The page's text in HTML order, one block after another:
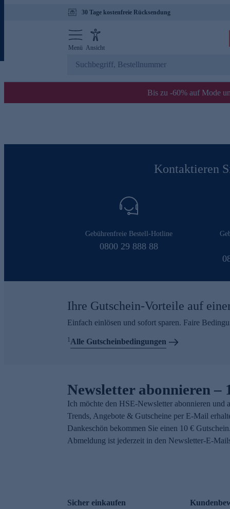
30 Tage kostenfreie Rücksendung
Menü Ansicht
Bis zu -60% auf Mode
Kontaktieren
Gebührenfreie Bestell-Hotline
0800 29 888 88
Ihre Gutschein-Vorteile auf
Einfach einlösen und sofort sparen. Faire
1Alle Gutscheinbedingungen
Newsletter abonnieren –
Ich möchte den HSE-Newsletter abonnieren und
Trends, Angebote & Gutscheine per E-Mail
Dankeschön bekommen Sie einen 10 €
Abmeldung ist jederzeit in den Newsletter-E-
Sicher einkaufen